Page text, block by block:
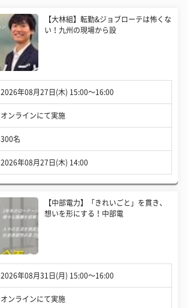
【大林組】転勤&ジョブローテは怖くな
い！九州の現場から設
2026年08月27日(木) 15:00〜16:00
オンラインにて実施
300名
2026年08月27日(木) 14:00
【中部電力】「きれいごと」を貫き、
想いを形にする！中部電
2026年08月31日(月) 15:00〜16:00
オンラインにて実施